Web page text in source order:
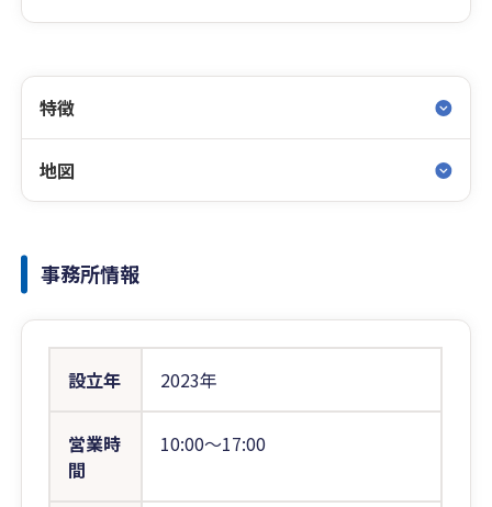
特徴
地図
事務所情報
設立年 2023年
営業時
間
10:00〜17:00